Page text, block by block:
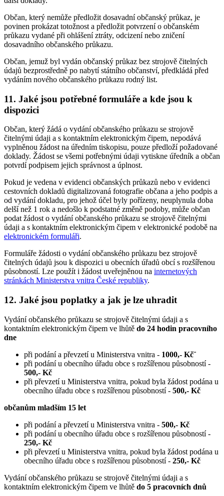
Občan, který nemůže předložit dosavadní občanský průkaz, je
povinen prokázat totožnost a předložit potvrzení o občanském
průkazu vydané při ohlášení ztráty, odcizení nebo zničení
dosavadního občanského průkazu.
Občan, jemuž byl vydán občanský průkaz bez strojově čitelných
údajů bezprostředně po nabytí státního občanství, předkládá před
vydáním nového občanského průkazu rodný list.
11. Jaké jsou potřebné formuláře a kde jsou k
dispozici
Občan, který žádá o vydání občanského průkazu se strojově
čitelnými údaji a s kontaktním elektronickým čipem, nepodává
vyplněnou žádost na úředním tiskopisu, pouze předloží požadované
doklady. Žádost se všemi potřebnými údaji vytiskne úředník a občan
potvrdí podpisem jejich správnost a úplnost.
Pokud je vedena v evidenci občanských průkazů nebo v evidenci
cestovních dokladů digitalizovaná fotografie občana a jeho podpis a
od vydání dokladu, pro jehož účel byly pořízeny, neuplynula doba
delší než 1 rok a nedošlo k podstatné změně podoby, může občan
podat žádost o vydání občanského průkazu se strojově čitelnými
údaji a s kontaktním elektronickým čipem v elektronické podobě na
elektronickém formuláři.
Formuláře žádosti o vydání občanského průkazu bez strojově
čitelných údajů jsou k dispozici u obecních úřadů obcí s rozšířenou
působností. Lze použít i žádost uveřejněnou na internetových
stránkách Ministerstva vnitra České republiky.
12. Jaké jsou poplatky a jak je lze uhradit
Vydání občanského průkazu se strojově čitelnými údaji a s
kontaktním elektronickým čipem ve lhůtě do 24 hodin pracovního
dne
při podání a převzetí u Ministerstva vnitra - 1000,- Kč¨
při podání u obecního úřadu obce s rozšířenou působností -
500,- Kč
při převzetí u Ministerstva vnitra, pokud byla žádost podána u
obecního úřadu obce s rozšířenou působností - 500,- Kč
občanům mladším 15 let
při podání a převzetí u Ministerstva vnitra - 500,- Kč
při podání u obecního úřadu obce s rozšířenou působností -
250,- Kč
při převzetí u Ministerstva vnitra, pokud byla žádost podána u
obecního úřadu obce s rozšířenou působností - 250,- Kč
Vydání občanského průkazu se strojově čitelnými údaji a s
kontaktním elektronickým čipem ve lhůtě do 5 pracovních dnů